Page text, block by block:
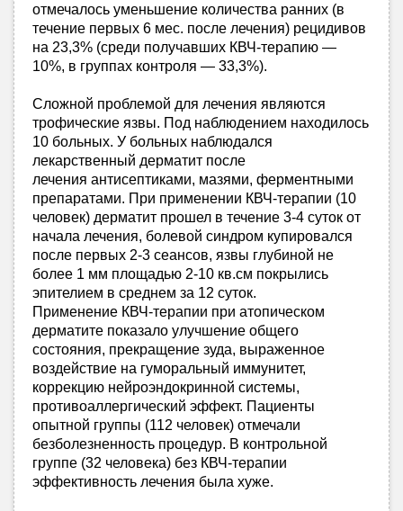
отмечалось уменьшение количества ранних (в
течение первых 6 мес. после лечения) рецидивов
на 23,3% (среди получавших КВЧ-терапию —
10%, в группах контроля — 33,3%).
Сложной проблемой для лечения являются
трофические язвы. Под наблюдением находилось
10 больных. У больных наблюдался
лекарственный дерматит после
лечения антисептиками, мазями, ферментными
препаратами. При применении КВЧ-терапии (10
человек) дерматит прошел в течение 3-4 суток от
начала лечения, болевой синдром купировался
после первых 2-3 сеансов, язвы глубиной не
более 1 мм площадью 2-10 кв.см покрылись
эпителием в среднем за 12 суток.
Применение КВЧ-терапии при атопическом
дерматите показало улучшение общего
состояния, прекращение зуда, выраженное
воздействие на гуморальный иммунитет,
коррекцию нейроэндокринной системы,
противоаллергический эффект. Пациенты
опытной группы (112 человек) отмечали
безболезненность процедур. В контрольной
группе (32 человека) без КВЧ-терапии
эффективность лечения была хуже.